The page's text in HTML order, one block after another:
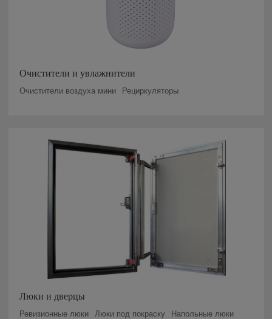
Очистители и увлажнители
Очистители воздуха мини Рециркуляторы
Люки и дверцы
Ревизионные люки Люки под покраску Напольные люки